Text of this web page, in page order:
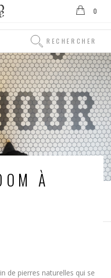
0
Rechercher
Rechercher
À
de pierres naturelles qui se